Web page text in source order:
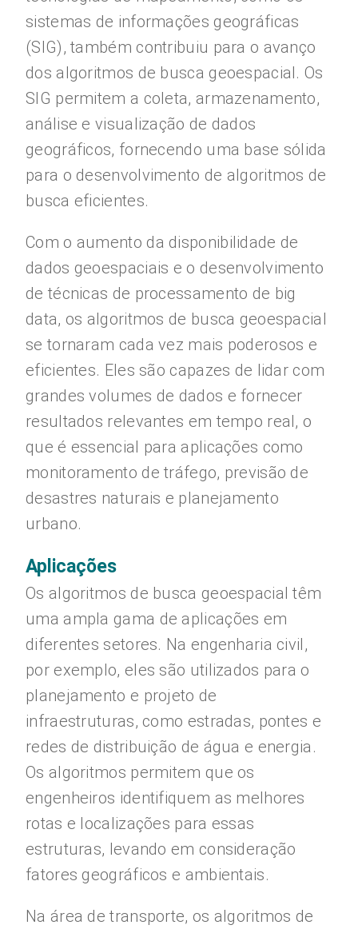
sistemas de informações geográficas
(SIG), também contribuiu para o avanço
dos algoritmos de busca geoespacial. Os
SIG permitem a coleta, armazenamento,
análise e visualização de dados
geográficos, fornecendo uma base sólida
para o desenvolvimento de algoritmos de
busca eficientes.
Com o aumento da disponibilidade de
dados geoespaciais e o desenvolvimento
de técnicas de processamento de big
data, os algoritmos de busca geoespacial
se tornaram cada vez mais poderosos e
eficientes. Eles são capazes de lidar com
grandes volumes de dados e fornecer
resultados relevantes em tempo real, o
que é essencial para aplicações como
monitoramento de tráfego, previsão de
desastres naturais e planejamento
urbano.
Aplicações
Os algoritmos de busca geoespacial têm
uma ampla gama de aplicações em
diferentes setores. Na engenharia civil,
por exemplo, eles são utilizados para o
planejamento e projeto de
infraestruturas, como estradas, pontes e
redes de distribuição de água e energia.
Os algoritmos permitem que os
engenheiros identifiquem as melhores
rotas e localizações para essas
estruturas, levando em consideração
fatores geográficos e ambientais.
Na área de transporte, os algoritmos de